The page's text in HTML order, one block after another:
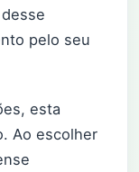
pelo seu
esta
Ao escolher